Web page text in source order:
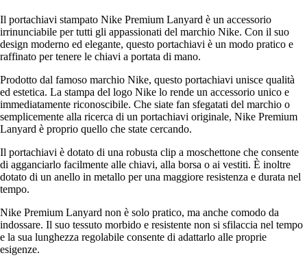
Il portachiavi stampato Nike Premium Lanyard è un accessorio
irrinunciabile per tutti gli appassionati del marchio Nike. Con il suo
design moderno ed elegante, questo portachiavi è un modo pratico e
raffinato per tenere le chiavi a portata di mano.
Prodotto dal famoso marchio Nike, questo portachiavi unisce qualità
ed estetica. La stampa del logo Nike lo rende un accessorio unico e
immediatamente riconoscibile. Che siate fan sfegatati del marchio o
semplicemente alla ricerca di un portachiavi originale, Nike Premium
Lanyard è proprio quello che state cercando.
Il portachiavi è dotato di una robusta clip a moschettone che consente
di agganciarlo facilmente alle chiavi, alla borsa o ai vestiti. È inoltre
dotato di un anello in metallo per una maggiore resistenza e durata nel
tempo.
Nike Premium Lanyard non è solo pratico, ma anche comodo da
indossare. Il suo tessuto morbido e resistente non si sfilaccia nel tempo
e la sua lunghezza regolabile consente di adattarlo alle proprie
esigenze.